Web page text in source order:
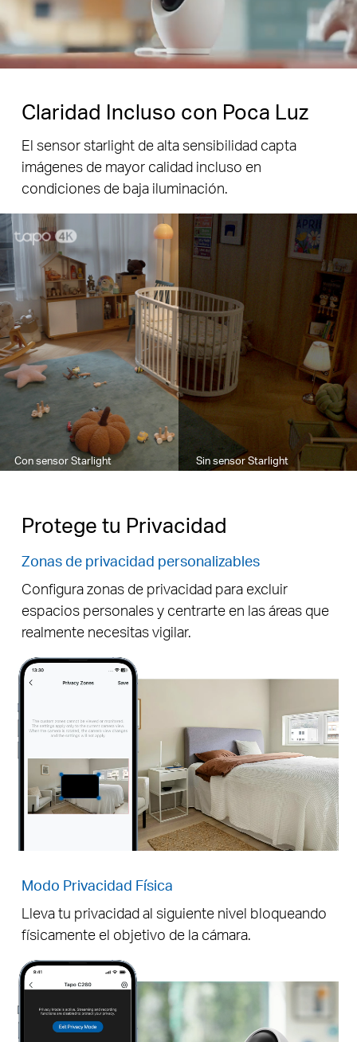
Pause
Claridad Incluso con Poca Luz
El sensor starlight de alta sensibilidad capta
imágenes de mayor calidad incluso en
condiciones de baja iluminación.
Con sensor Starlight Sin sensor Starlight
Protege tu Privacidad
Zonas de privacidad personalizables
Configura zonas de privacidad para excluir
espacios personales y centrarte en las áreas que
realmente necesitas vigilar.
Pause
Pause
Modo Privacidad Física
Lleva tu privacidad al siguiente nivel bloqueando
físicamente el objetivo de la cámara.
Pause